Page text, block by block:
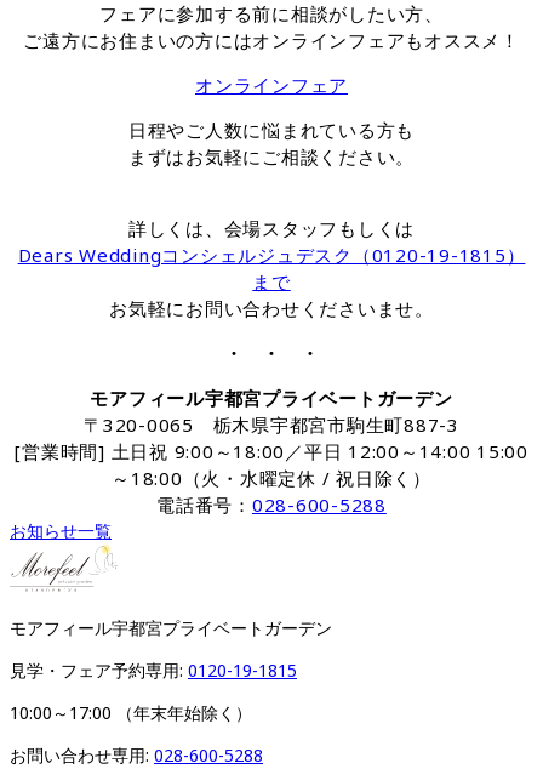
フェアに参加する前に相談がしたい方、
ご遠方にお住まいの方にはオンラインフェアもオススメ！
オンラインフェア
日程やご人数に悩まれている方も
まずはお気軽にご相談ください。
詳しくは、会場スタッフもしくは
Dears Weddingコンシェルジュデスク（0120-19-1815）
まで
お気軽にお問い合わせくださいませ。
・ ・ ・
モアフィール宇都宮プライベートガーデン
〒320-0065 栃木県宇都宮市駒生町887-3
[営業時間] 土日祝 9:00～18:00／平日 12:00～14:00 15:00
～18:00（火・水曜定休 / 祝日除く）
電話番号： 028-600-5288
お知らせ一覧
モアフィール宇都宮プライベートガーデン
見学・フェア予約専用: 0120-19-1815
10:00～17:00 （年末年始除く）
お問い合わせ専用: 028-600-5288